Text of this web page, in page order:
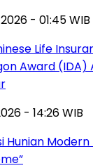
- 01:45 WIB
Life
Award (IDA)
- 14:26 WIB
Hunian